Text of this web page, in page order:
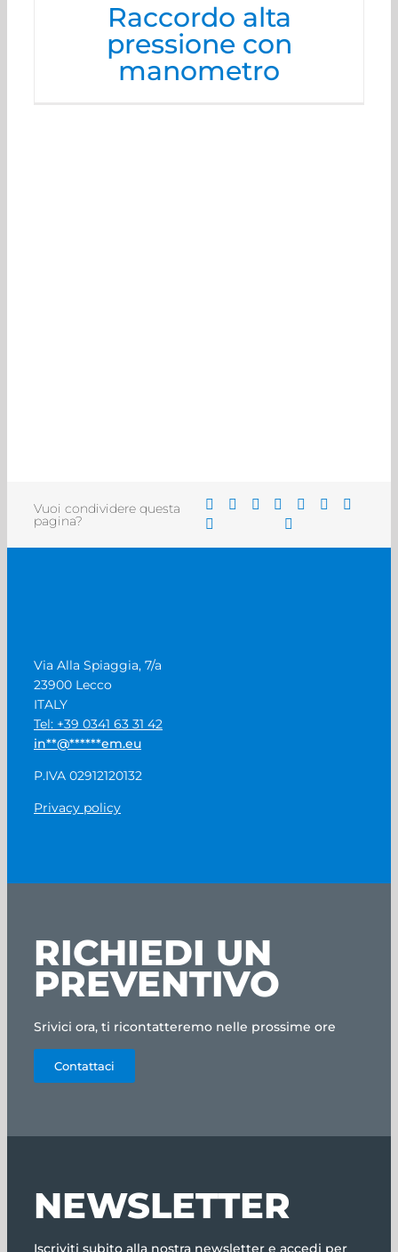
Raccordo alta
pressione con
manometro
Vuoi condividere questa
pagina?
Via Alla Spiaggia, 7/a
23900 Lecco
ITALY
Tel: +39 0341 63 31 42
in**@******em.eu
P.IVA 02912120132
Privacy policy
RICHIEDI UN
PREVENTIVO
Srivici ora, ti ricontatteremo nelle prossime ore
Contattaci
NEWSLETTER
Iscriviti subito alla nostra newsletter e accedi per